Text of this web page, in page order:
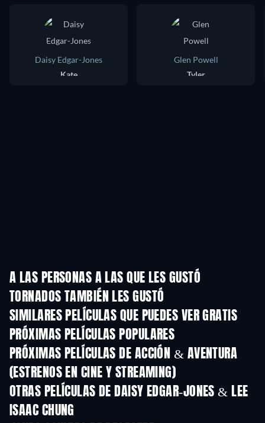
Daisy Edgar-Jones
Kate
Glen Powell
Tyler
A LAS PERSONAS A LAS QUE LES GUSTÓ
TORNADOS TAMBIÉN LES GUSTÓ
SIMILARES PELÍCULAS QUE PUEDES VER GRATIS
PRÓXIMAS PELÍCULAS POPULARES
PRÓXIMAS PELÍCULAS DE ACCIÓN & AVENTURA
(ESTRENOS EN CINE Y STREAMING)
OTRAS PELÍCULAS DE DAISY EDGAR-JONES & LEE
ISAAC CHUNG